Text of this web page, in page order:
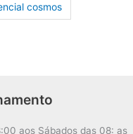
cosmos
aos Sábados das 08: as